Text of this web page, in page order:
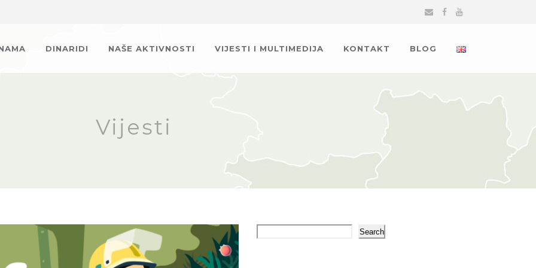
DINARIDI NAŠE AKTIVNOSTI VIJESTI I MULTIMEDIJA KONTAKT BLOG
Vijesti
Search